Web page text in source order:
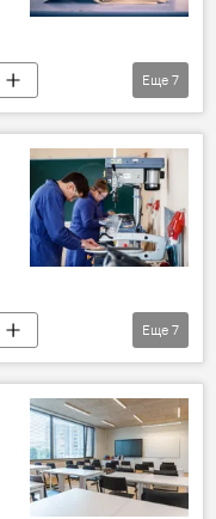
Еще 7
Сейм Литвы
Еще 7